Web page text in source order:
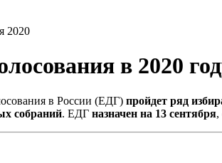
2020
в 2020
в России (ЕДГ) пройдет ряд
собраний. ЕДГ назначен на 13 сентября,